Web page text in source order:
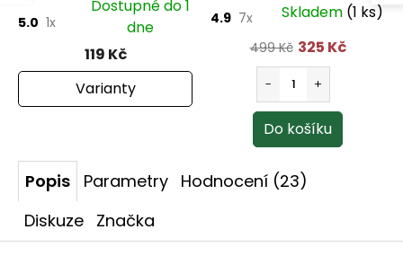
5.0 1x
Dostupné do 1
dne
119 Kč
Varianty
4.9 7x Skladem (1 ks)
499 Kč 325 Kč
Popis Parametry Hodnocení (23)
Diskuze Značka